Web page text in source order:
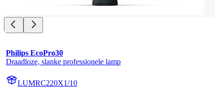
Philips EcoPro30
Draadloze, slanke professionele lamp
LUMRC220X1/10